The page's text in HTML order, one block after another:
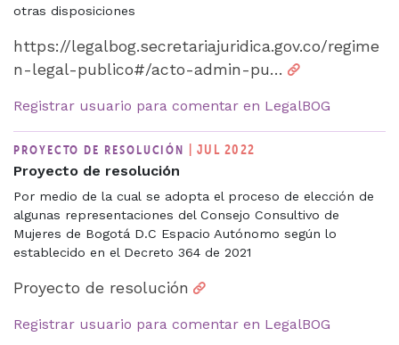
otras disposiciones
https://legalbog.secretariajuridica.gov.co/regime
n-legal-publico#/acto-admin-pu…
Registrar usuario para comentar en LegalBOG
PROYECTO DE RESOLUCIÓN | JUL 2022
Proyecto de resolución
Por medio de la cual se adopta el proceso de elección de
algunas representaciones del Consejo Consultivo de
Mujeres de Bogotá D.C Espacio Autónomo según lo
establecido en el Decreto 364 de 2021
Proyecto de resolución
Registrar usuario para comentar en LegalBOG